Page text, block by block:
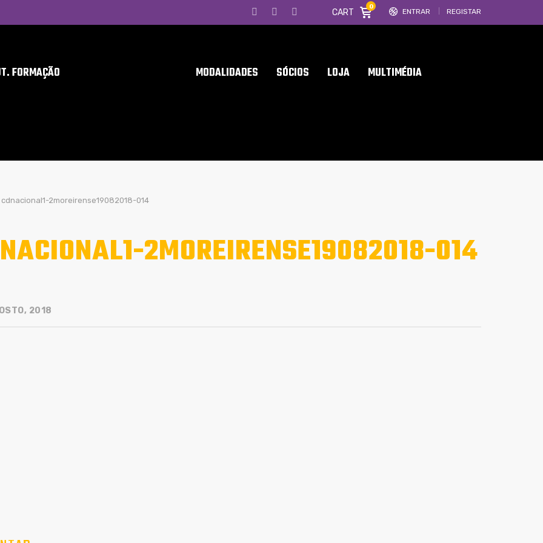
ENTRAR REGISTAR
CART
0
FORMAÇÃO MODALIDADES SÓCIOS LOJA MULTIMÉDIA
cdnacional1-2moreirense19082018-014
2MOREIRENSE19082018-014
2018